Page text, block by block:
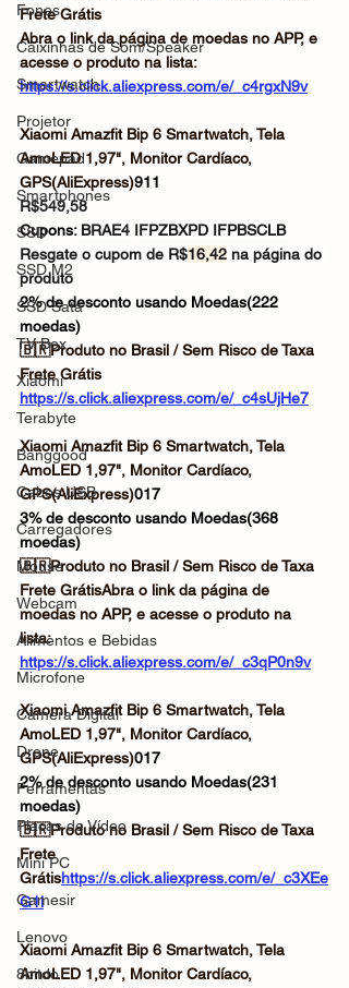
Fones
Caixinhas de Som/Speaker
Smartwatch
Projetor
Gamepad
Smartphones
SSD
SSD M2
SSD Sata
TV Box
Xiaomi
Terabyte
Banggood
Cabos USB
Carregadores
Mouse
Webcam
Alimentos e Bebidas
Microfone
Câmera Digital
Drone
Ferramentas
Placas de Vídeo
Mini PC
Gamesir
Lenovo
8bitdo
Frete Grátis
Abra o link da página de moedas no APP, e
acesse o produto na lista:
https://s.click.aliexpress.com/e/_c4rgxN9v
Xiaomi Amazfit Bip 6 Smartwatch, Tela
AmoLED 1,97", Monitor Cardíaco,
GPS(AliExpress)911
R$549,58
Cupons: BRAE4 IFPZBXPD IFPBSCLB
Resgate o cupom de R$16,42 na página do
produto
2% de desconto usando Moedas(222
moedas)
🇧🇷Produto no Brasil / Sem Risco de Taxa
Frete Grátis
https://s.click.aliexpress.com/e/_c4sUjHe7
Xiaomi Amazfit Bip 6 Smartwatch, Tela
AmoLED 1,97", Monitor Cardíaco,
GPS(AliExpress)017
3% de desconto usando Moedas(368
moedas)
🇧🇷Produto no Brasil / Sem Risco de Taxa
Frete GrátisAbra o link da página de
moedas no APP, e acesse o produto na
lista:
https://s.click.aliexpress.com/e/_c3qP0n9v
Xiaomi Amazfit Bip 6 Smartwatch, Tela
AmoLED 1,97", Monitor Cardíaco,
GPS(AliExpress)017
2% de desconto usando Moedas(231
moedas)
🇧🇷Produto no Brasil / Sem Risco de Taxa
Frete
Grátishttps://s.click.aliexpress.com/e/_c3XEe
G1l
Xiaomi Amazfit Bip 6 Smartwatch, Tela
AmoLED 1,97", Monitor Cardíaco,